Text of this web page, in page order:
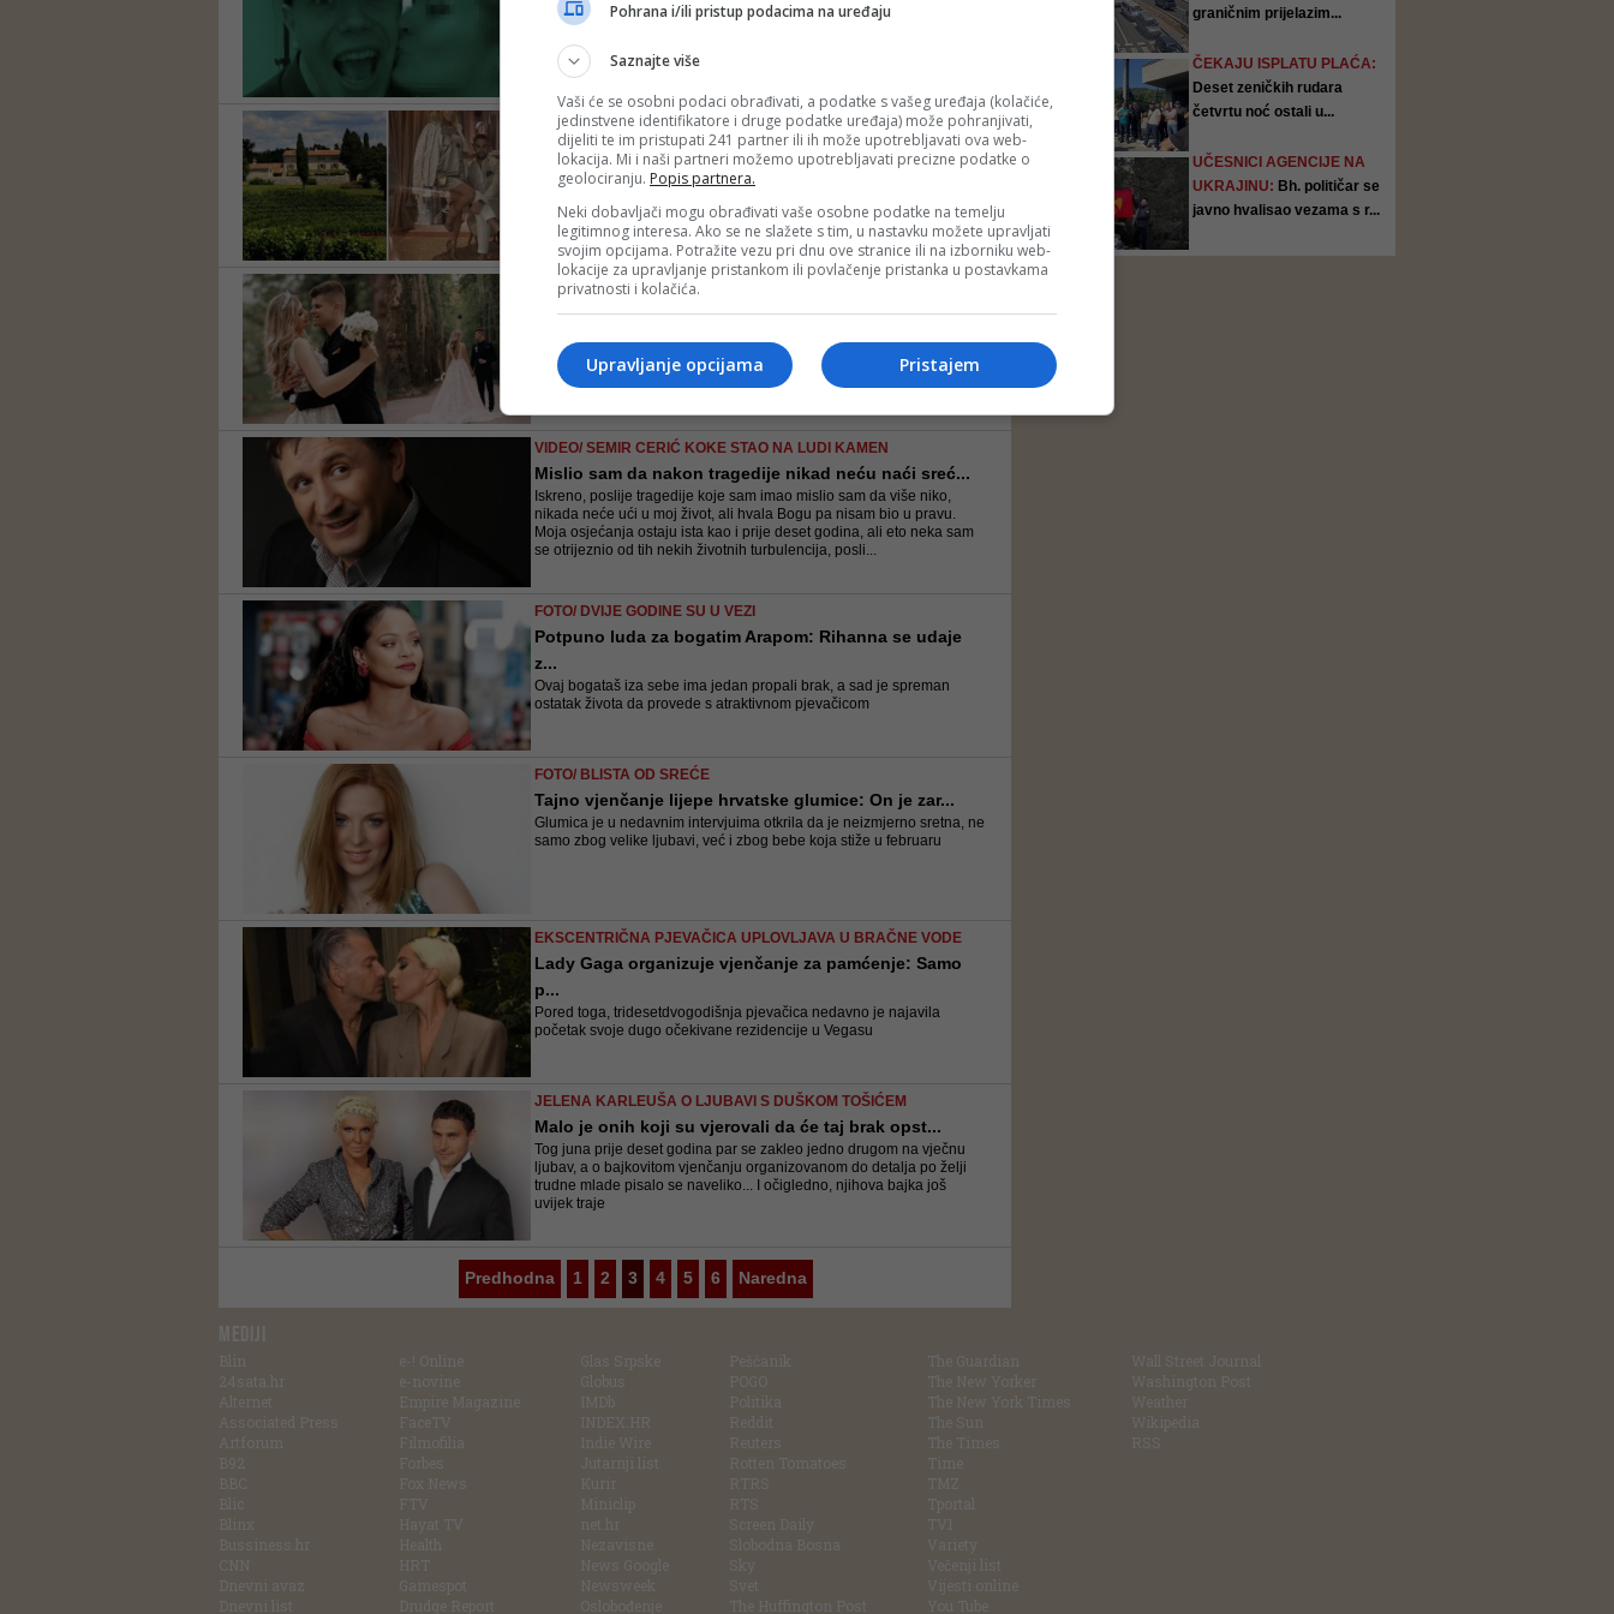
Nesreća se dogodila 40 minuta iza ponoći na novom kružnom toku u
trebinjskom naselju Mokri dolovi, kada je mladoženja, koji je
upravljao automobilom „alfa romeo“ izletio s puta i udario u stijenu
FOTO/ SPREMA SE NEZABORAVNA FEŠTA NA LUKSUZNOM
IMANJU
Udaje se kraljica vjenčanja: Maja Šuput reći će DA...
se vidi čipkasta vjenčanica dugih rukava
FOTO/ NJIHOVO VJENČANJE IZ BAJKE
Udala se bh. manekenka Dalila Tufo: 'Dok sam Jasmi...
upriličio u decembru prošle godine na Bjelašnici. Tada su i donijeli
odluku da svoju ljubav krunišu brakom s prvim danima proljeća
VIDEO/ SEMIR CERIĆ KOKE STAO NA LUDI KAMEN
Mislio sam da nakon tragedije nikad neću naći sreć...
Iskreno, poslije tragedije koje sam imao mislio sam da više niko,
nikada neće ući u moj život, ali hvala Bogu pa nisam bio u pravu.
Moja osjećanja ostaju ista kao i prije deset godina, ali eto neka sam
se otrijeznio od tih nekih životnih turbulencija, posli...
FOTO/ DVIJE GODINE SU U VEZI
Potpuno luda za bogatim Arapom: Rihanna se udaje
z...
Ovaj bogataš iza sebe ima jedan propali brak, a sad je spreman
ostatak života da provede s atraktivnom pjevačicom
FOTO/ BLISTA OD SREĆE
Tajno vjenčanje lijepe hrvatske glumice: On je zar...
Glumica je u nedavnim intervjuima otkrila da je neizmjerno sretna, ne
samo zbog velike ljubavi, već i zbog bebe koja stiže u februaru
EKSCENTRIČNA PJEVAČICA UPLOVLJAVA U BRAČNE VODE
Lady Gaga organizuje vjenčanje za pamćenje: Samo
p...
Pored toga, tridesetdvogodišnja pjevačica nedavno je najavila
početak svoje dugo očekivane rezidencije u Vegasu
JELENA KARLEUŠA O LJUBAVI S DUŠKOM TOŠIĆEM
Malo je onih koji su vjerovali da će taj brak opst...
Tog juna prije deset godina par se zakleo jedno drugom na vječnu
ljubav, a o bajkovitom vjenčanju organizovanom do detalja po želji
trudne mlade pisalo se naveliko... I očigledno, njihova bajka još
uvijek traje
Predhodna 1 2 3 4 5 6 Naredna
graničnim prijelazim...
ČEKAJU ISPLATU PLAĆA:
Deset zeničkih rudara
četvrtu noć ostali u...
UČESNICI AGENCIJE NA
UKRAJINU: Bh. političar se
javno hvalisao vezama s r...
MEDIJI
Blin
24sata.hr
Alternet
Associated Press
Artforum
B92
BBC
Blic
Blinx
Bussiness.hr
CNN
Dnevni avaz
Dnevni list
e-! Online
e-novine
Empire Magazine
FaceTV
Filmofilia
Forbes
Fox News
FTV
Hayat TV
Health
HRT
Gamespot
Drudge Report
Glas Srpske
Globus
IMDb
INDEX.HR
Indie Wire
Jutarnji list
Kurir
Miniclip
net.hr
Nezavisne
News Google
Newsweek
Oslobođenje
Pešćanik
POGO
Politika
Reddit
Reuters
Rotten Tomatoes
RTRS
RTS
Screen Daily
Slobodna Bosna
Sky
Svet
The Huffington Post
The Guardian
The New Yorker
The New York Times
The Sun
The Times
Time
TMZ
Tportal
TV1
Variety
Večenji list
Vijesti online
You Tube
Wall Street Journal
Washington Post
Weather
Wikipedia
RSS
Pohrana i/ili pristup podacima na uređaju
Saznajte više
Vaši će se osobni podaci obrađivati, a podatke s vašeg uređaja (kolačiće,
jedinstvene identifikatore i druge podatke uređaja) može pohranjivati,
dijeliti te im pristupati 241 partner ili ih može upotrebljavati ova web-
lokacija. Mi i naši partneri možemo upotrebljavati precizne podatke o
geolociranju. Popis partnera.
Neki dobavljači mogu obrađivati vaše osobne podatke na temelju
legitimnog interesa. Ako se ne slažete s tim, u nastavku možete upravljati
svojim opcijama. Potražite vezu pri dnu ove stranice ili na izborniku web-
lokacije za upravljanje pristankom ili povlačenje pristanka u postavkama
privatnosti i kolačića.
Pristajem
Upravljanje opcijama